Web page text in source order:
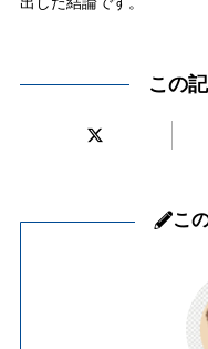
この
こ